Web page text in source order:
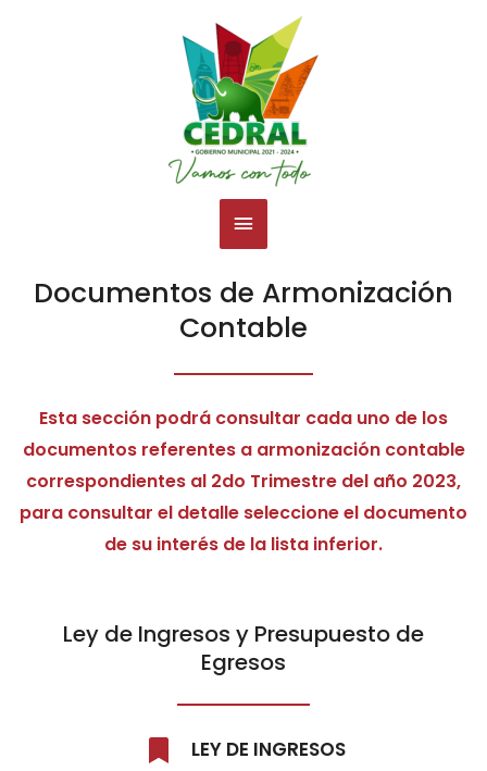
Menú
principal
Documentos de Armonización
Contable
Esta sección podrá consultar cada uno de los
documentos referentes a armonización contable
correspondientes al 2do Trimestre del año 2023,
para consultar el detalle seleccione el documento
de su interés de la lista inferior.
Ley de Ingresos y Presupuesto de
Egresos
LEY DE INGRESOS